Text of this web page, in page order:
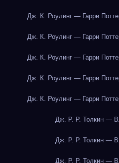
Дж. К. Роулинг — Гарри
Дж. К. Роулинг — Гарри
Дж. К. Роулинг — Гарри
Дж. К. Роулинг — Гарри
Дж. К. Роулинг — Гарри
Дж. Р. Р. Толкин —
Дж. Р. Р. Толкин —
Дж. Р. Р. Толкин —